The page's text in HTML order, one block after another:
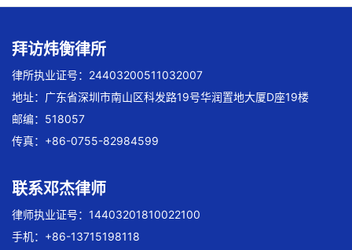
拜访炜衡律所
律所执业证号：24403200511032007
地址：广东省深圳市南山区科发路19号华润置地大厦D座19楼
邮编：518057
传真：+86-0755-82984599
联系邓杰律师
律师执业证号：14403201810022100
手机：+86-13715198118